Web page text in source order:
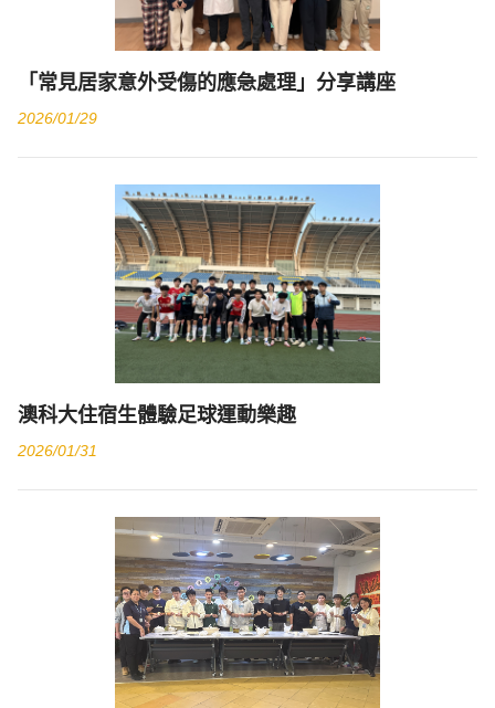
「常見居家意外受傷的應急處理」分享講座
2026/01/29
澳科大住宿生體驗足球運動樂趣
2026/01/31